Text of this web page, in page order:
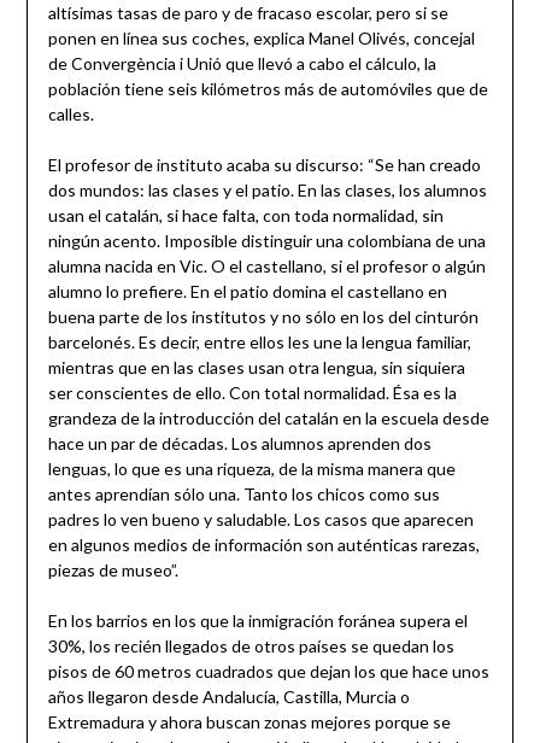
altísimas tasas de paro y de fracaso escolar, pero si se
ponen en línea sus coches, explica Manel Olivés, concejal
de Convergència i Unió que llevó a cabo el cálculo, la
población tiene seis kilómetros más de automóviles que de
calles.
El profesor de instituto acaba su discurso: “Se han creado
dos mundos: las clases y el patio. En las clases, los alumnos
usan el catalán, si hace falta, con toda normalidad, sin
ningún acento. Imposible distinguir una colombiana de una
alumna nacida en Vic. O el castellano, si el profesor o algún
alumno lo prefiere. En el patio domina el castellano en
buena parte de los institutos y no sólo en los del cinturón
barcelonés. Es decir, entre ellos les une la lengua familiar,
mientras que en las clases usan otra lengua, sin siquiera
ser conscientes de ello. Con total normalidad. Ésa es la
grandeza de la introducción del catalán en la escuela desde
hace un par de décadas. Los alumnos aprenden dos
lenguas, lo que es una riqueza, de la misma manera que
antes aprendían sólo una. Tanto los chicos como sus
padres lo ven bueno y saludable. Los casos que aparecen
en algunos medios de información son auténticas rarezas,
piezas de museo”.
En los barrios en los que la inmigración foránea supera el
30%, los recién llegados de otros países se quedan los
pisos de 60 metros cuadrados que dejan los que hace unos
años llegaron desde Andalucía, Castilla, Murcia o
Extremadura y ahora buscan zonas mejores porque se